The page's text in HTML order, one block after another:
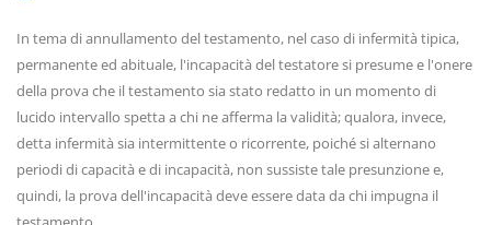
In tema di annullamento del testamento, nel caso di infermità tipica,
permanente ed abituale, l'incapacità del testatore si presume e l'onere
della prova che il testamento sia stato redatto in un momento di
lucido intervallo spetta a chi ne afferma la validità; qualora, invece,
detta infermità sia intermittente o ricorrente, poiché si alternano
periodi di capacità e di incapacità, non sussiste tale presunzione e,
quindi, la prova dell'incapacità deve essere data da chi impugna il